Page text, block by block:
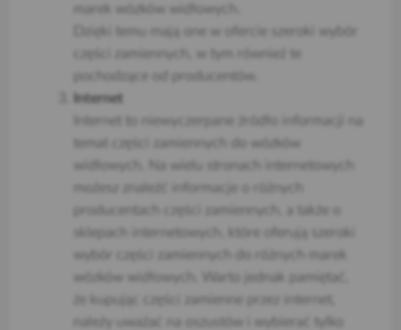
marek wózków widłowych.
Dzięki temu mają one w ofercie szeroki wybór
części zamiennych, w tym również te
pochodzące od producentów.
Internet
Internet to niewyczerpane źródło informacji na
temat części zamiennych do wózków
widłowych. Na wielu stronach internetowych
możesz znaleźć informacje o różnych
producentach części zamiennych, a także o
sklepach internetowych, które oferują szeroki
wybór części zamiennych do różnych marek
wózków widłowych. Warto jednak pamiętać,
że kupując części zamienne przez internet,
należy uważać na oszustów i wybierać tylko